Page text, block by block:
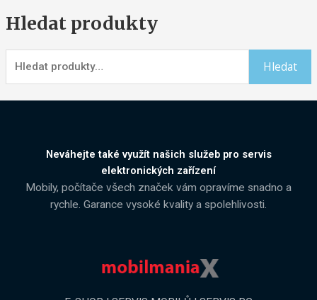
Hledat produkty
Hledat
Neváhejte také využít našich služeb pro servis
elektronických zařízení
Mobily, počítače všech značek vám opravíme snadno a
rychle. Garance vysoké kvality a spolehlivosti.